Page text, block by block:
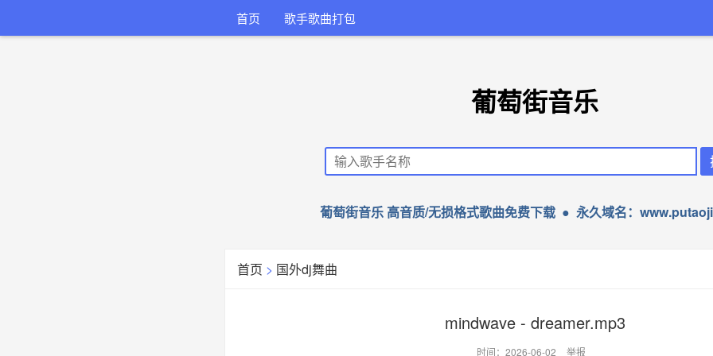
首页 歌手歌曲打包
葡萄街音乐
葡萄街音乐 高音质/无损格式歌曲免费下载 ● 永久域名：
首页 > 国外dj舞曲
mindwave - dreamer.mp3
时间：2026-06-02 举报